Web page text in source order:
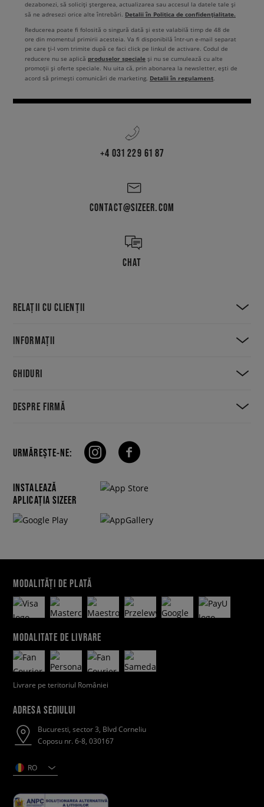
dezabonezi, să soliciți ștergerea, actualizarea sau accesul la datele tale și
să ne adresezi orice alte întrebări. Detalii în Politica de confidențialitate.
Reducerea poate fi folosită o singură dată și este valabilă timp de 48 de
ore din momentul primirii acesteia. Va fi disponibilă într-un e-mail separat
pe care ți-l vom trimite după ce faci click pe linkul de activare. Codul de
reducere nu se aplică produselor speciale și nu se cumulează cu alte
promoții și oferte speciale. Nu uita că, prin abonarea la newsletter, ești de
acord să primești comunicări de marketing. Detalii în regulament.
+4 031 229 61 87
CONTACT@SIZEER.COM
CHAT
RELAȚII CU CLIENȚII
INFORMAȚII
GHIDURI
DESPRE FIRMĂ
URMĂREȘTE-NE:
INSTALEAZĂ
APLICAȚIA SIZEER
MODALITĂȚI DE PLATĂ
MODALITATE DE LIVRARE
Livrare pe teritoriul României
ADRESA SEDIULUI
Bucuresti, sector 3, Blvd Corneliu
Coposu nr. 6-8, 030167
RO